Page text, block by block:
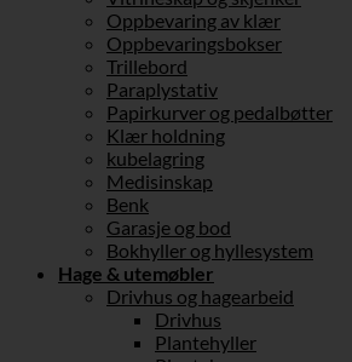
Oppbevaring av klær
Oppbevaringsbokser
Trillebord
Paraplystativ
Papirkurver og pedalbøtter
Klær holdning
kubelagring
Medisinskap
Benk
Garasje og bod
Bokhyller og hyllesystem
Hage & utemøbler
Drivhus og hagearbeid
Drivhus
Plantehyller